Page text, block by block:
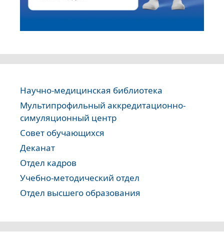
Научно-медицинская библиотека
Мультипрофильный аккредитационно-
симуляционный центр
Совет обучающихся
Деканат
Отдел кадров
Учебно-методический отдел
Отдел высшего образования